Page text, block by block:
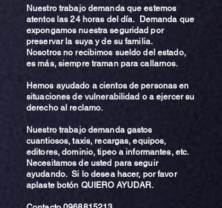
Nuestro trabajo demanda que estemos
atentos las 24 horas del día. Demanda que
expongamos nuestra seguridad por
preservar la suya y de su familia.
Nosotros no recibimos sueldo del estado,
es más, siempre traman para callarnos.
Hemos ayudado a cientos de personas en
situaciones de vulnerabilidad o a ejercer su
derecho al reclamo.
Nuestro trabajo demanda gastos
cuantiosos, taxis, recargas, equipos,
editores, dominio, tipeo a informantes, etc.
Necesitamos de usted para seguir
ayudando. Si lo desea hacer, por favor
aplaste botón QUIERO AYUDAR.